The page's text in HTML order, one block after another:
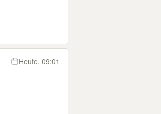
Heute, 09:01